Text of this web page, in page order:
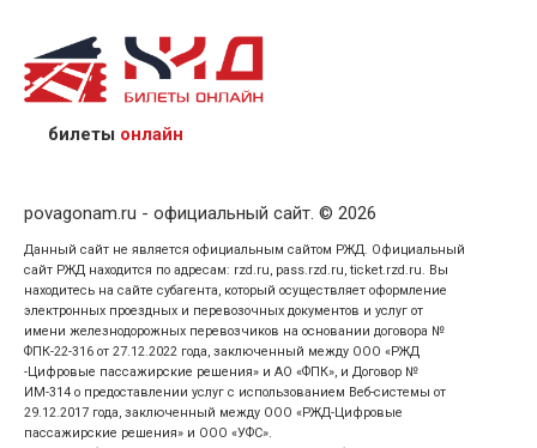
назвав кассиру 14-значный номер заказа;
предъявив удостоверение личности пассажира, на
кого оформлен билет.
билеты онлайн
povagonam.ru - официальный сайт. © 2026
Данный сайт не является официальным сайтом РЖД. Официальный
сайт РЖД находится по адресам: rzd.ru, pass.rzd.ru, ticket.rzd.ru. Вы
находитесь на сайте субагента, который осуществляет оформление
электронных проездных и перевозочных документов и услуг от
имени железнодорожных перевозчиков на основании договора №
ФПК-22-316 от 27.12.2022 года, заключенный между ООО «РЖД
-Цифровые пассажирские решения» и АО «ФПК», и Договор №
ИМ-314 о предоставлении услуг с использованием Веб-системы от
29.12.2017 года, заключенный между ООО «РЖД-Цифровые
пассажирские решения» и ООО «УФС».